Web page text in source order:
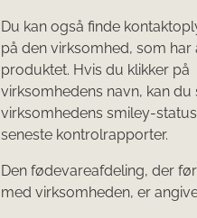
Du kan også finde
på den virksomhed, som har
produktet. Hvis du klikker på
virksomhedens navn, kan du
virksomhedens smiley-
seneste kontrolrapporter.
Den fødevareafdeling, der
med virksomheden, er